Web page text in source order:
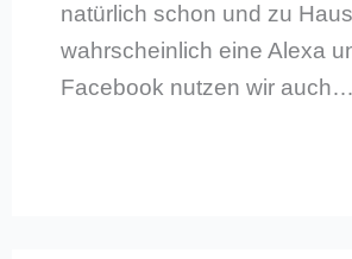
natürlich schon und zu
wahrscheinlich eine Alexa
Facebook nutzen wir